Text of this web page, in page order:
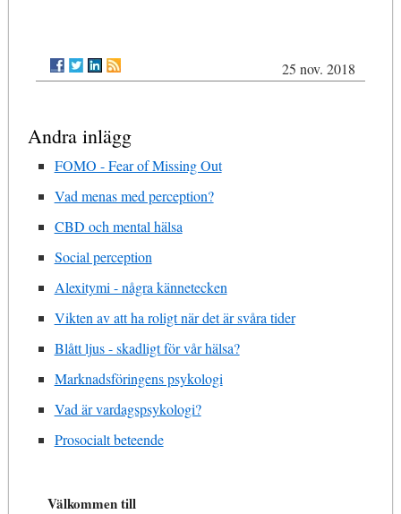
25 nov. 2018
Andra inlägg
FOMO - Fear of Missing Out
Vad menas med perception?
CBD och mental hälsa
Social perception
Alexitymi - några kännetecken
Vikten av att ha roligt när det är svåra tider
Blått ljus - skadligt för vår hälsa?
Marknadsföringens psykologi
Vad är vardagspsykologi?
Prosocialt beteende
Välkommen till